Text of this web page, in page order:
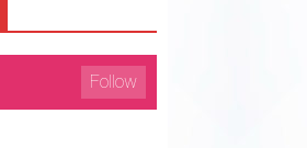
Follow